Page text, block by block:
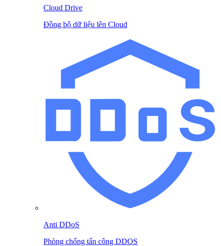
Cloud Drive
Đồng bộ dữ liệu lên Cloud
Anti DDoS
Phòng chống tấn công DDOS